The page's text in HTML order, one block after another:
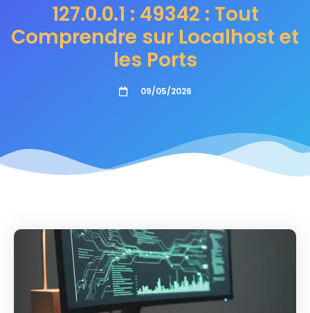
127.0.0.1 : 49342 : Tout
Comprendre sur Localhost et
les Ports
09/05/2026